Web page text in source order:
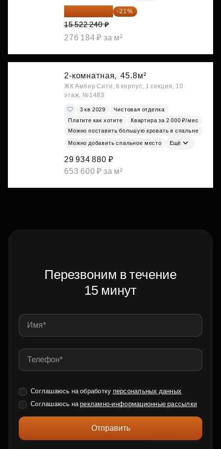
12 262 570 ₽ -21%
15 522 240 ₽
276 184 ₽ за м²
2-комнатная, 45.8м²
ЖК Амбер Сити, 6 корпус, 1 секция, 10
этаж, №1483
3 кв 2029
Чистовая отделка
Платите как хотите
Квартира за 2 000 ₽/мес
Можно поставить большую кровать в спальне
Можно добавить спальное место Ещё
29 934 880 ₽
653 600 ₽ за м²
Перезвоним в течение
15 минут
Соглашаюсь на обработку персональных данных
Соглашаюсь нарекламно-информационные рассылки
Отправить